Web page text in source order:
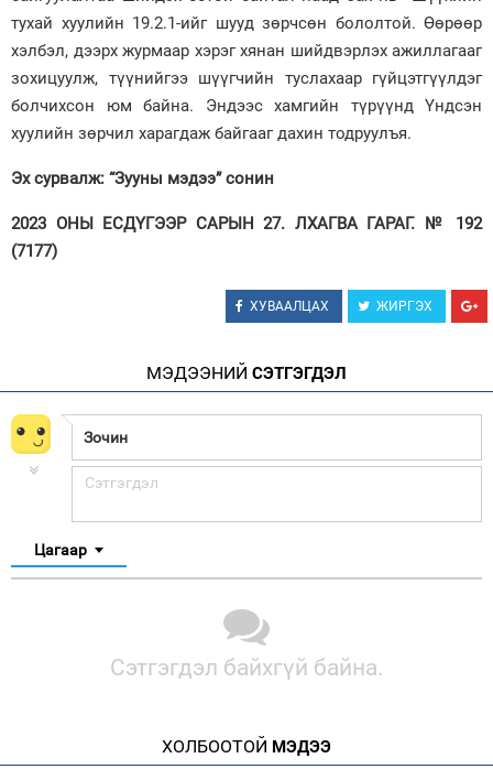
тухай хуулийн 19.2.1-ийг шууд зөрчсөн бололтой. Өөрөөр
хэлбэл, дээрх журмаар хэрэг хянан шийдвэрлэх ажиллагааг
зохицуулж, түүнийгээ шүүгчийн туслахаар гүйцэтгүүлдэг
болчихсон юм байна. Эндээс хамгийн түрүүнд Үндсэн
хуулийн зөрчил харагдаж байгааг дахин тодруулъя.
Эх сурвалж: “Зууны мэдээ” сонин
2023 ОНЫ ЕСДҮГЭЭР САРЫН 27. ЛХАГВА ГАРАГ. № 192
(7177)
ХУВААЛЦАХ ЖИРГЭХ
МЭДЭЭНИЙ СЭТГЭГДЭЛ
Цагаар
Сэтгэгдэл байхгүй байна.
ХОЛБООТОЙ МЭДЭЭ